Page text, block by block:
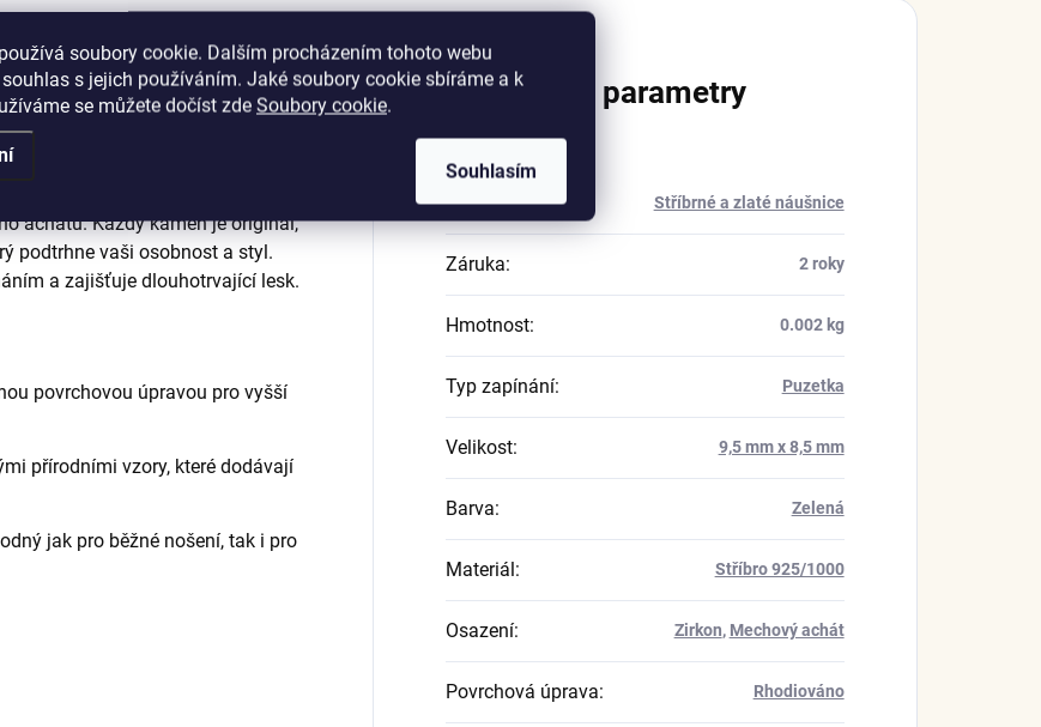
soubory cookie. Dalším procházením tohoto webu
s jejich používáním. Jaké soubory cookie sbíráme a k
se můžete dočíst zde Soubory cookie.
Souhlasím
Mechový Achát E013800 –
náušnicích Royal
výrazný design v sobě spojuje
achátu. Každý kámen je originál,
podtrhne vaši osobnost a styl.
a zajišťuje dlouhotrvající lesk.
povrchovou úpravou pro vyšší
přírodními vzory, které dodávají
jak pro běžné nošení, tak i pro
Doplňkové parametry
Kategorie: Stříbrné a zlaté náušnice
Záruka: 2 roky
Hmotnost: 0.002 kg
Typ zapínání: Puzetka
Velikost: 9,5 mm x 8,5 mm
Barva: Zelená
Materiál: Stříbro 925/1000
Osazení: Zirkon, Mechový achát
Povrchová úprava: Rhodiováno